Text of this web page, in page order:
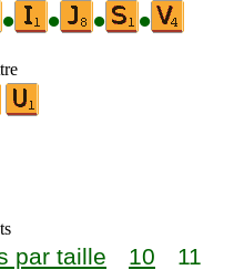
• • • •
par taille 10
11